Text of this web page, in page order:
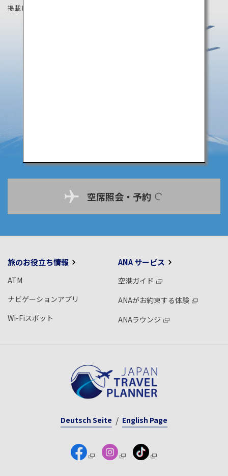
掲載している情報は2019年8月時点の情報です。
空席照会・予約
旅のお役立ち情報
ATM
ナビゲーションアプリ
Wi-Fiスポット
ANA サービス
空港ガイド
ANAがお約束する体験
ANAラウンジ
Deutsch Seite English Page